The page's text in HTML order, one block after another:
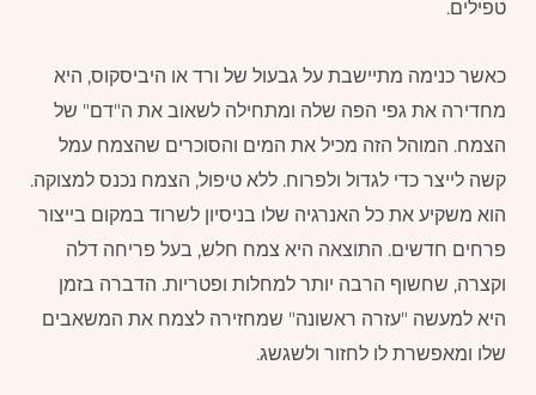
טפילים.
כאשר כנימה מתיישבת על גבעול של ורד או היביסקוס, היא
מחדירה את גפי הפה שלה ומתחילה לשאוב את ה"דם" של
הצמח. המוהל הזה מכיל את המים והסוכרים שהצמח עמל
קשה לייצר כדי לגדול ולפרוח. ללא טיפול, הצמח נכנס למצוקה.
הוא משקיע את כל האנרגיה שלו בניסיון לשרוד במקום בייצור
פרחים חדשים. התוצאה היא צמח חלש, בעל פריחה דלה
וקצרה, שחשוף הרבה יותר למחלות ופטריות. הדברה בזמן
היא למעשה "עזרה ראשונה" שמחזירה לצמח את המשאבים
שלו ומאפשרת לו לחזור ולשגשג.